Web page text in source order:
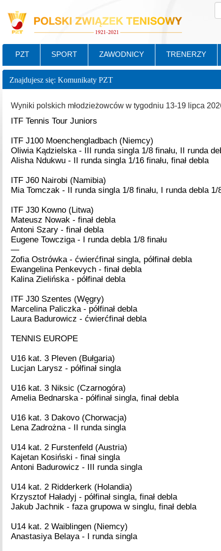
PZT SPORT ZAWODNICY TRENERZY
Znajdujesz się: Komunikaty PZT
Wyniki polskich młodzieżowców w tygodniu 13-19 lipca
ITF Tennis Tour Juniors
ITF J100 Moenchengladbach (Niemcy)
Oliwia Kądzielska - III runda singla 1/8 finału, II runda
Alisha Ndukwu - II runda singla 1/16 finału, finał debla
ITF J60 Nairobi (Namibia)
Mia Tomczak - II runda singla 1/8 finału, I runda debla 1/
ITF J30 Kowno (Litwa)
Mateusz Nowak - finał debla
Antoni Szary - finał debla
Eugene Towcziga - I runda debla 1/8 finału
—
Zofia Ostrówka - ćwierćfinał singla, półfinał debla
Ewangelina Penkevych - finał debla
Kalina Zielińska - półfinał debla
ITF J30 Szentes (Węgry)
Marcelina Paliczka - półfinał debla
Laura Badurowicz - ćwierćfinał debla
TENNIS EUROPE
U16 kat. 3 Pleven (Bułgaria)
Lucjan Larysz - półfinał singla
U16 kat. 3 Niksic (Czarnogóra)
Amelia Bednarska - półfinał singla, finał debla
U16 kat. 3 Dakovo (Chorwacja)
Lena Zadrożna - II runda singla
U14 kat. 2 Furstenfeld (Austria)
Kajetan Kosiński - finał singla
Antoni Badurowicz - III runda singla
U14 kat. 2 Ridderkerk (Holandia)
Krzysztof Haładyj - półfinał singla, finał debla
Jakub Jachnik - faza grupowa w singlu, finał debla
U14 kat. 2 Waiblingen (Niemcy)
Anastasiya Belaya - I runda singla